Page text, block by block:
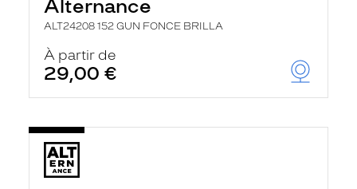
Alternance
ALT24208 152 GUN FONCE BRILLA
À partir de
29,00 €